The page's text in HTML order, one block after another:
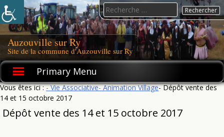
Skip
to
content
Auzouville sur Ry
Site de la commune d'Auzouville sur Ry
Primary Menu
Search
for:
Vous êtes ici :- Vie Associative- Animation Village- Dépôt vente des
14 et 15 octobre 2017
Dépôt vente des 14 et 15 octobre 2017